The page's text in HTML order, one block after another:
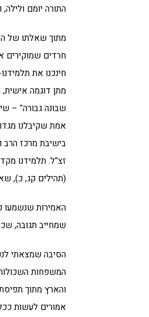
התורה יומם
מתוך שאלתו של
חרדים שמוקירים
חינכנו את
מתן דוגמה
שבונה גבורה" –
אמת שקיבלנו
בישיבת מרכז הרב
זצ"ל. תלמידנו
(תהילים קג, כ),
האמירות שנשמעו
שמחייב תגובה,
הסיבה שמצאתי
המשפחות
והארץ מתוך
אמורים לעשות